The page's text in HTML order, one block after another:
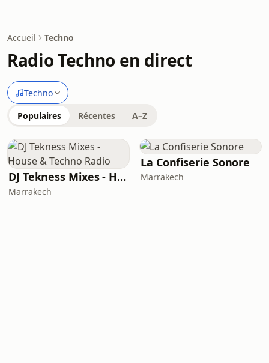
Accueil Techno
Radio Techno en direct
Techno
Populaires Récentes A–Z
DJ Tekness Mixes - House & Techno Radio
Marrakech
La Confiserie Sonore
Marrakech